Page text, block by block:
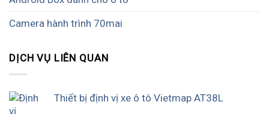
Camera hành trình 70mai
DỊCH VỤ LIÊN QUAN
Thiết bị định vị xe ô tô Vietmap AT38L